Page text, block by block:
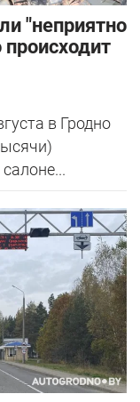
"неприятно
происходит
в Гродно